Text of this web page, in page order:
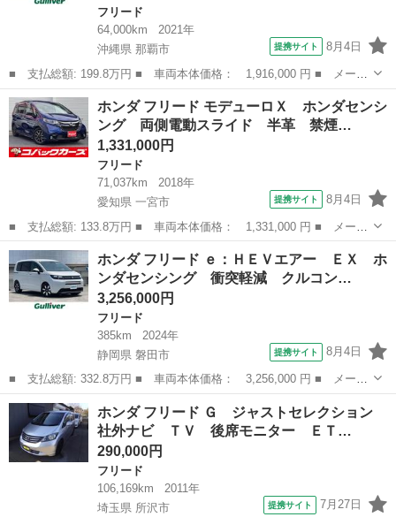
フリード
64,000km
2021年
沖縄県 那覇市
提携サイト 8月4日
■ 支払総額: 199.8万円 ■ 車両本体価格： 1,916,000 円 ■ メーカ
ー名： ホンダ ■ 車種名： フリードハイブリッド ■ グレード
名： ハイブリッド・Ｇホンダセンシング 県外仕入 ６人乗り 純
正９インチ...
沖縄 那覇市 フリード
ホンダ フリード モデューロＸ ホンダセンシ
ング 両側電動スライド 半革 禁煙…
1,331,000円
フリード
71,037km
2018年
愛知県 一宮市
提携サイト 8月4日
■ 支払総額: 133.8万円 ■ 車両本体価格： 1,331,000 円 ■ メーカ
ー名： ホンダ ■ 車種名： フリード ■ グレード名： モデュー
ロＸ ホンダセンシング 両側電動スライド 半革 禁煙 ９型ナビ
ＴＶ Ｂ...
愛知 一宮市 フリード
ホンダ フリード ｅ：ＨＥＶエアー ＥＸ ホ
ンダセンシング 衝突軽減 クルコン…
3,256,000円
フリード
385km
2024年
静岡県 磐田市
提携サイト 8月4日
■ 支払総額: 332.8万円 ■ 車両本体価格： 3,256,000 円 ■ メーカ
ー名： ホンダ ■ 車種名： フリード ■ グレード名： ｅ：ＨＥ
Ｖエアー ＥＸ ホンダセンシング 衝突軽減 クルコン レーンキ
ープ 誤...
静岡 磐田市 フリード
ホンダ フリード Ｇ ジャストセレクション
社外ナビ ＴＶ 後席モニター ＥＴ…
290,000円
フリード
106,169km
2011年
埼玉県 所沢市
提携サイト 7月27日